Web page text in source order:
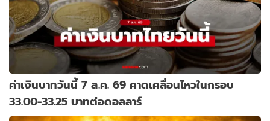
ค่าเงินบาทวันนี้ 7 ส.ค. 69 คาดเคลื่อนไหวในกรอบ
33.00-33.25 บาทต่อดอลลาร์